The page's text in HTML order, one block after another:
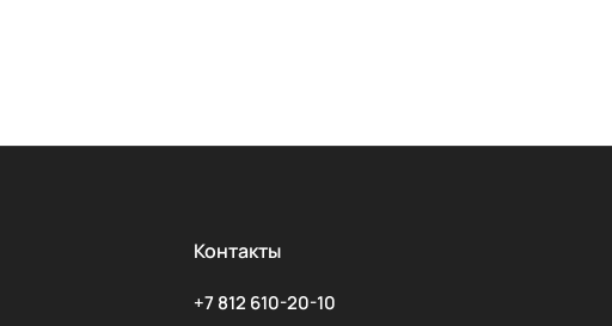
Контакты
+7 812 610-20-10